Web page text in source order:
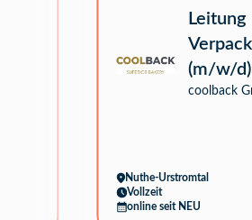
Leitung
(m/w/d)
coolback
Nuthe-Urstromtal
Vollzeit
online seit NEU